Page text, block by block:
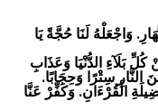
وَاجْعَلْهُ لَنَا حُجَّةً يَا
كُلِّ بَلَآءِ الدُّنْيَا وَعَذَابِ
النَّارِ سِتْرًا وَحِجَابًا.
الْقُرْءَانِ. وَكَفِّرْ عَنَّا